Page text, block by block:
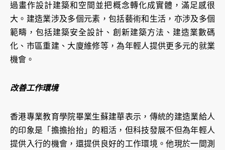
過畫作設計建築和空間並把概念轉化成實體，滿足感很
大。建造業涉及多個元素，包括藝術和生活，亦涉及多個
範疇，包括建築安全設計、創新建築方法、建造業數碼
化、市區重建、大廈維修等，為年輕人提供更多元的就業
機會。
改善工作環境
香港專業教育學院畢業生蘇建華表示，傳統的建造業給人
的印象是「擔擔抬抬」的粗活，但科技發展不但為年輕人
提供入行的機會，還提供良好的工作環境。他現於一間測